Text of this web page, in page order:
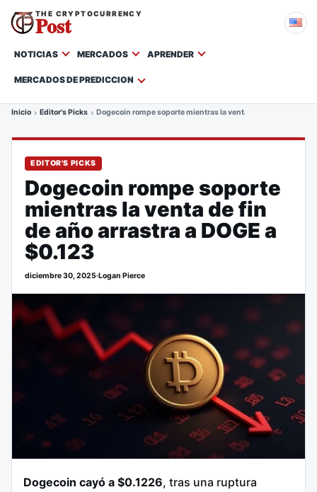
THE CRYPTOCURRENCY
Post
NOTICIAS MERCADOS APRENDER
MERCADOS DE PREDICCION
Inicio Editor's Picks Dogecoin rompe soporte mientras la venta de fin de año
EDITOR'S PICKS
Dogecoin rompe soporte
mientras la venta de fin
de año arrastra a DOGE a
$0.123
diciembre 30, 2025·Logan Pierce
Dogecoin cayó a $0.1226, tras una ruptura